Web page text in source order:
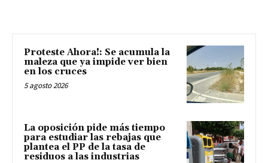
Proteste Ahora!: Se acumula la
maleza que ya impide ver bien
en los cruces
5 agosto 2026
La oposición pide más tiempo
para estudiar las rebajas que
plantea el PP de la tasa de
residuos a las industrias